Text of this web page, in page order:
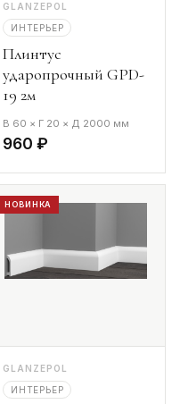
GLANZEPOL
ИНТЕРЬЕР
Плинтус
ударопрочный GPD-
19 2м
В 60 × Г 20 × Д 2000 мм
960 ₽
НОВИНКА
GLANZEPOL
ИНТЕРЬЕР